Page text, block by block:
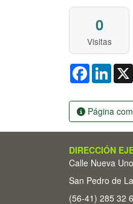
0
Visitas
Facebook
Página
DIRECCIÓN
Calle Nueva
San Pedro de
(56-41) 285 32